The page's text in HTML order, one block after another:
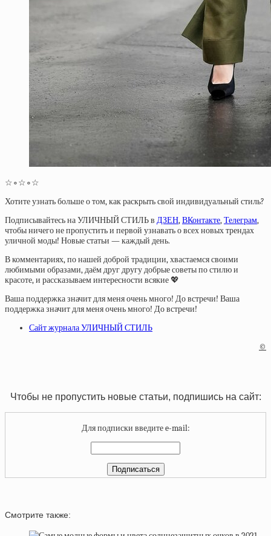
☆∘☆∘☆
Хотите узнать больше о том, как раскрыть свой индивидуальный стиль?
Подписывайтесь на УЛИЧНЫЙ СТИЛЬ в ДЗЕН,ВКонтакте,Телеграм,
чтобы ничего не пропустить и первой узнавать о всех новых трендах
уличной моды! Новые статьи — каждый день.
В комментариях, по нашей доброй традиции, хвастаемся своими
любимыми образами, даём друг другу добрые советы по стилю и
красоте, и рассказываем интересности всякие 💖
Ваша поддержка значит для меня очень много! До встречи! Ваша
поддержка значит для меня очень много! До встречи!
Сайт журнала УЛИЧНЫЙ СТИЛЬ
©
Чтобы не пропустить новые статьи, подпишись на сайт:
Для подписки введите e-mail:
Смотрите также: